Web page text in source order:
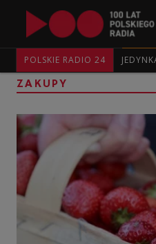
POLSKIE RADIO 24
ZAKUPY